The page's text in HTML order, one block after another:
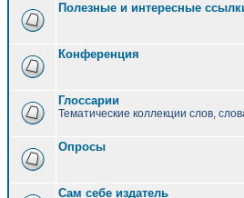
Полезные и интересные
Конференция
Глоссарии
Тематические коллекции слов,
Опросы
Сам себе издатель